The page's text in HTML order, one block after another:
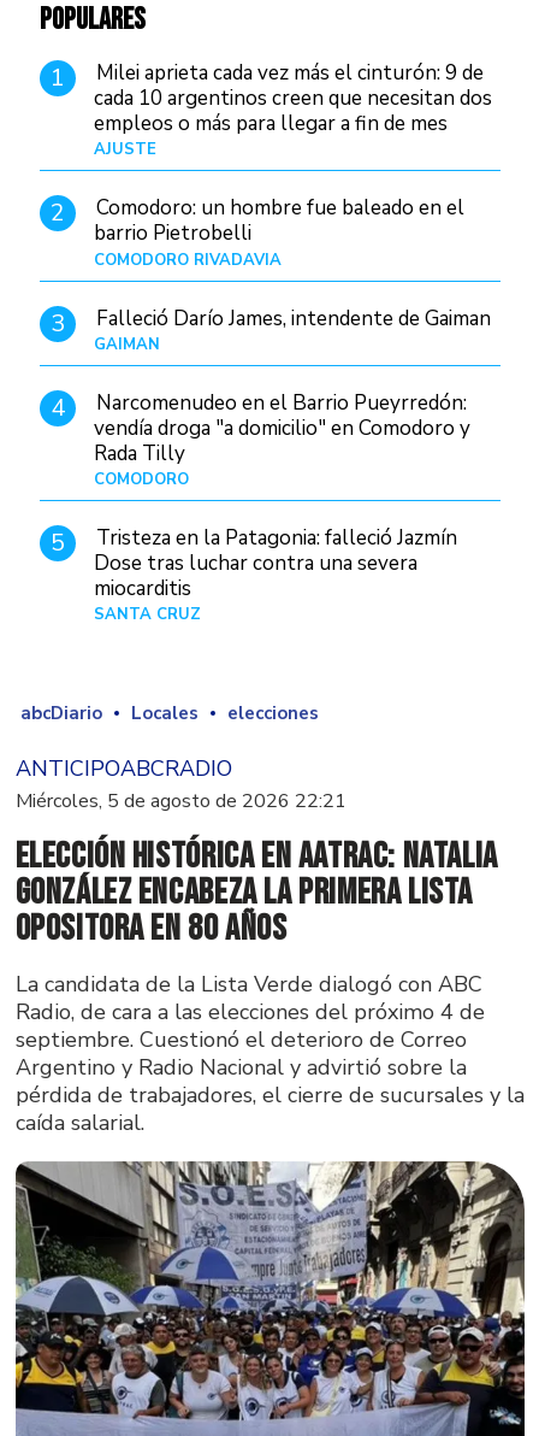
POPULARES
1
Milei aprieta cada vez más el cinturón: 9 de
cada 10 argentinos creen que necesitan dos
empleos o más para llegar a fin de mes
AJUSTE
2
Comodoro: un hombre fue baleado en el
barrio Pietrobelli
COMODORO RIVADAVIA
3 Falleció Darío James, intendente de Gaiman
GAIMAN
4
Narcomenudeo en el Barrio Pueyrredón:
vendía droga "a domicilio" en Comodoro y
Rada Tilly
COMODORO
5
Tristeza en la Patagonia: falleció Jazmín
Dose tras luchar contra una severa
miocarditis
SANTA CRUZ
abcDiario Locales elecciones
ANTICIPOABCRADIO
Miércoles, 5 de agosto de 2026 22:21
Elección histórica en AATRAC: Natalia
González encabeza la primera lista
opositora en 80 años
La candidata de la Lista Verde dialogó con ABC
Radio, de cara a las elecciones del próximo 4 de
septiembre. Cuestionó el deterioro de Correo
Argentino y Radio Nacional y advirtió sobre la
pérdida de trabajadores, el cierre de sucursales y la
caída salarial.